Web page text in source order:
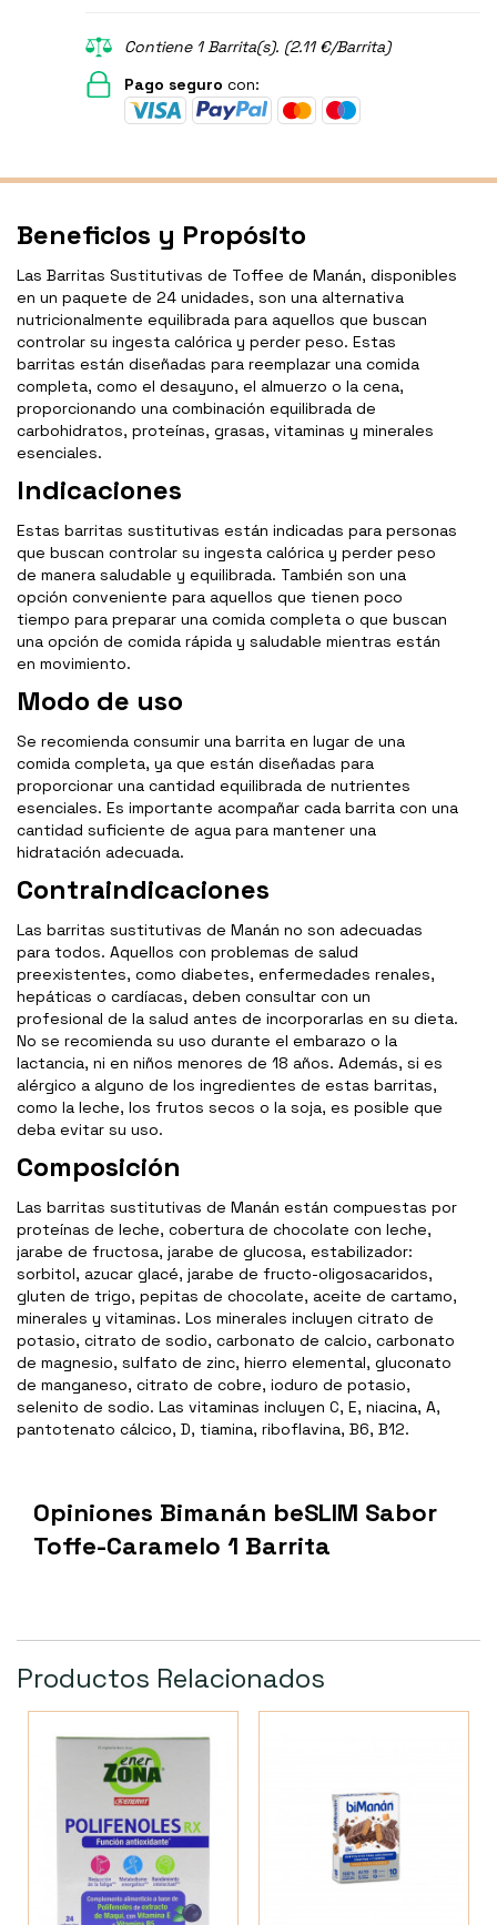
Contiene 1 Barrita(s). (2.11 €/Barrita)
Pago seguro con:
Beneficios y Propósito
Las Barritas Sustitutivas de Toffee de Manán, disponibles
en un paquete de 24 unidades, son una alternativa
nutricionalmente equilibrada para aquellos que buscan
controlar su ingesta calórica y perder peso. Estas
barritas están diseñadas para reemplazar una comida
completa, como el desayuno, el almuerzo o la cena,
proporcionando una combinación equilibrada de
carbohidratos, proteínas, grasas, vitaminas y minerales
esenciales.
Indicaciones
Estas barritas sustitutivas están indicadas para personas
que buscan controlar su ingesta calórica y perder peso
de manera saludable y equilibrada. También son una
opción conveniente para aquellos que tienen poco
tiempo para preparar una comida completa o que buscan
una opción de comida rápida y saludable mientras están
en movimiento.
Modo de uso
Se recomienda consumir una barrita en lugar de una
comida completa, ya que están diseñadas para
proporcionar una cantidad equilibrada de nutrientes
esenciales. Es importante acompañar cada barrita con una
cantidad suficiente de agua para mantener una
hidratación adecuada.
Contraindicaciones
Las barritas sustitutivas de Manán no son adecuadas
para todos. Aquellos con problemas de salud
preexistentes, como diabetes, enfermedades renales,
hepáticas o cardíacas, deben consultar con un
profesional de la salud antes de incorporarlas en su dieta.
No se recomienda su uso durante el embarazo o la
lactancia, ni en niños menores de 18 años. Además, si es
alérgico a alguno de los ingredientes de estas barritas,
como la leche, los frutos secos o la soja, es posible que
deba evitar su uso.
Composición
Las barritas sustitutivas de Manán están compuestas por
proteínas de leche, cobertura de chocolate con leche,
jarabe de fructosa, jarabe de glucosa, estabilizador:
sorbitol, azucar glacé, jarabe de fructo-oligosacaridos,
gluten de trigo, pepitas de chocolate, aceite de cartamo,
minerales y vitaminas. Los minerales incluyen citrato de
potasio, citrato de sodio, carbonato de calcio, carbonato
de magnesio, sulfato de zinc, hierro elemental, gluconato
de manganeso, citrato de cobre, ioduro de potasio,
selenito de sodio. Las vitaminas incluyen C, E, niacina, A,
pantotenato cálcico, D, tiamina, riboflavina, B6, B12.
Opiniones Bimanán beSLIM Sabor
Toffe-Caramelo 1 Barrita
Productos Relacionados